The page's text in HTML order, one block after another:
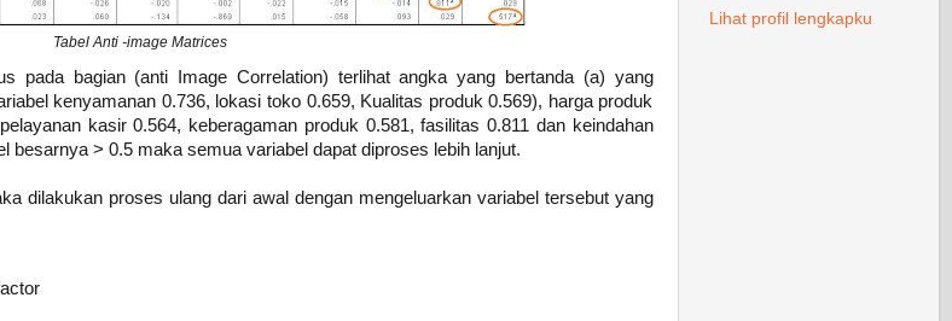
Tabel Anti -image Matrices
pada bagian (anti Image Correlation) terlihat angka yang bertanda (a) yang
kenyamanan 0.736, lokasi toko 0.659, Kualitas produk 0.569), harga produk
kasir 0.564, keberagaman produk 0.581, fasilitas 0.811 dan keindahan
besarnya > 0.5 maka semua variabel dapat diproses lebih lanjut.
dilakukan proses ulang dari awal dengan mengeluarkan variabel tersebut yang
Lihat profil lengkapku